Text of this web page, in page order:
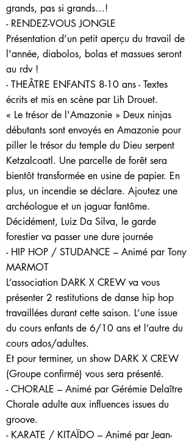
grands, pas si grands…!
- RENDEZ-VOUS JONGLE
Présentation d’un petit aperçu du travail de
l'année, diabolos, bolas et massues seront
au rdv !
- THEÂTRE ENFANTS 8-10 ans - Textes
écrits et mis en scène par Lih Drouet.
« Le trésor de l'Amazonie » Deux ninjas
débutants sont envoyés en Amazonie pour
piller le trésor du temple du Dieu serpent
Ketzalcoatl. Une parcelle de forêt sera
bientôt transformée en usine de papier. En
plus, un incendie se déclare. Ajoutez une
archéologue et un jaguar fantôme.
Décidément, Luiz Da Silva, le garde
forestier va passer une dure journée
- HIP HOP / STUDANCE – Animé par Tony
MARMOT
L’association DARK X CREW va vous
présenter 2 restitutions de danse hip hop
travaillées durant cette saison. L’une issue
du cours enfants de 6/10 ans et l’autre du
cours ados/adultes.
Et pour terminer, un show DARK X CREW
(Groupe confirmé) vous sera présenté.
- CHORALE – Animé par Gérémie Delaître
Chorale adulte aux influences issues du
groove.
- KARATE / KITAÏDO – Animé par Jean-